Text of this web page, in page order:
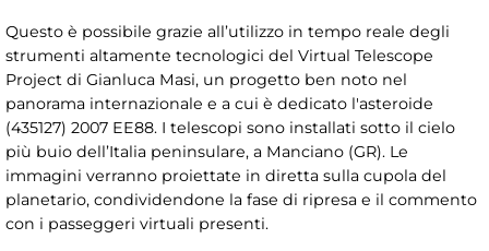
Questo è possibile grazie all’utilizzo in tempo reale degli
strumenti altamente tecnologici del Virtual Telescope
Project di Gianluca Masi, un progetto ben noto nel
panorama internazionale e a cui è dedicato l'asteroide
(435127) 2007 EE88. I telescopi sono installati sotto il cielo
più buio dell’Italia peninsulare, a Manciano (GR). Le
immagini verranno proiettate in diretta sulla cupola del
planetario, condividendone la fase di ripresa e il commento
con i passeggeri virtuali presenti.